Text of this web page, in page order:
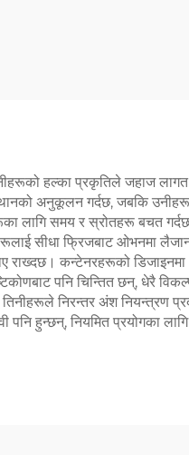
हल्का प्रकृतिले जहाज
अनुकूलन गर्दछ, जबकि
लागि समय र स्रोतहरू बचत
सीधा फ्रिजबाट ओभनमा
राख्दछ। कन्टेनरहरूको डिजाइनमा
पनि चिन्तित छन्, धेरै
निरन्तर अंश नियन्त्रण
पनि हुन्छन्, नियमित प्रयोगका लागि